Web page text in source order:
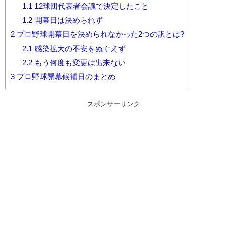
1.1 12球団代表者会議で決定したこと
1.2開幕日は決められず
2 プロ野球開幕日を決められなかった2つの訳とは?
2.1 感染拡大の不安をぬぐえず
2.2もう何度も変更は出来ない
3 プロ野球開幕候補日のまとめ
スポンサーリンク